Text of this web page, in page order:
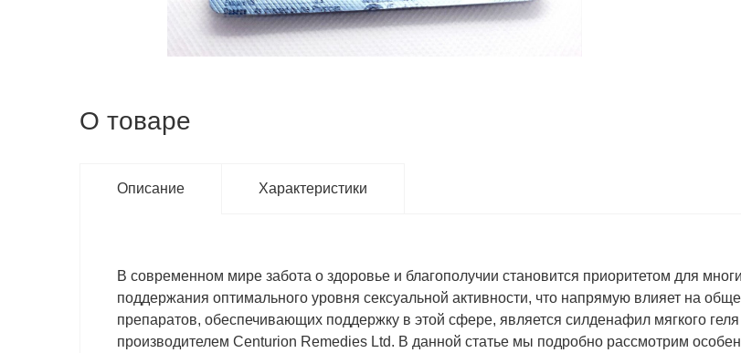
О товаре
Описание Характеристики
В современном мире забота о здоровье и благополучии становится приоритетом для
поддержания оптимального уровня сексуальной активности, что напрямую влияет на
препаратов, обеспечивающих поддержку в этой сфере, является силденафил мягкого
производителем Centurion Remedies Ltd. В данной статье мы подробно рассмотрим